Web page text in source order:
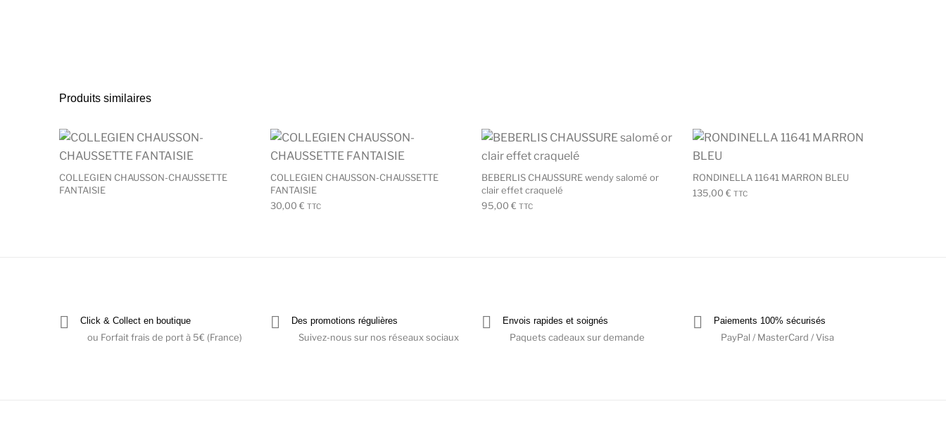
Produits similaires
COLLEGIEN CHAUSSON-CHAUSSETTE
FANTAISIE
COLLEGIEN CHAUSSON-CHAUSSETTE
FANTAISIE
30,00 € TTC
BEBERLIS CHAUSSURE wendy salomé or
clair effet craquelé
95,00 € TTC
RONDINELLA 11641 MARRON BLEU
135,00 € TTC
Click & Collect en boutique
ou Forfait frais de port à 5€ (France)
Des promotions régulières
Suivez-nous sur nos réseaux sociaux
Envois rapides et soignés
Paquets cadeaux sur demande
Paiements 100% sécurisés
PayPal / MasterCard / Visa